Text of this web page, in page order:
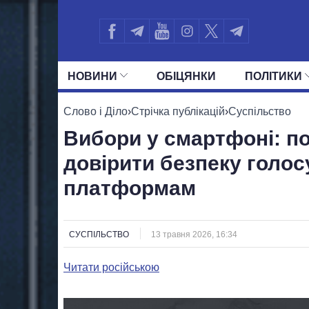
НОВИНИ ОБIЦЯНКИ ПОЛIТИКИ
УСІ ПОЛІТИКИ ПРЕЗИДЕНТ І ОФІС
Слово і Діло›Стрічка публікацій›Суспільство
Вибори у смартфоні:
довірити безпеку
платформам
СУСПІЛЬСТВО 13 травня 2026, 16:34
Читати російською